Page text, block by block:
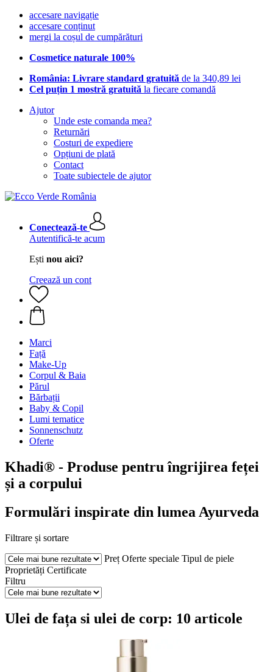
accesare navigație
accesare conținut
mergi la coșul de cumpărături
Cosmetice naturale 100%
România: Livrare standard gratuită de la 340,89 lei
Cel puțin 1 mostră gratuită la fiecare comandă
Ajutor
Unde este comanda mea?
Returnări
Costuri de expediere
Opțiuni de plată
Contact
Toate subiectele de ajutor
Conectează-te
Autentifică-te acum
Ești nou aici?
Creează un cont
Marci
Față
Make-Up
Corpul & Baia
Părul
Bărbații
Baby & Copil
Lumi tematice
Sonnenschutz
Oferte
Khadi® - Produse pentru îngrijirea feței
și a corpului
Formulări inspirate din lumea Ayurveda
Filtrare și sortare
Preț Oferte speciale Tipul de piele
Proprietăți Certificate
Filtru
Ulei de fața si ulei de corp: 10 articole